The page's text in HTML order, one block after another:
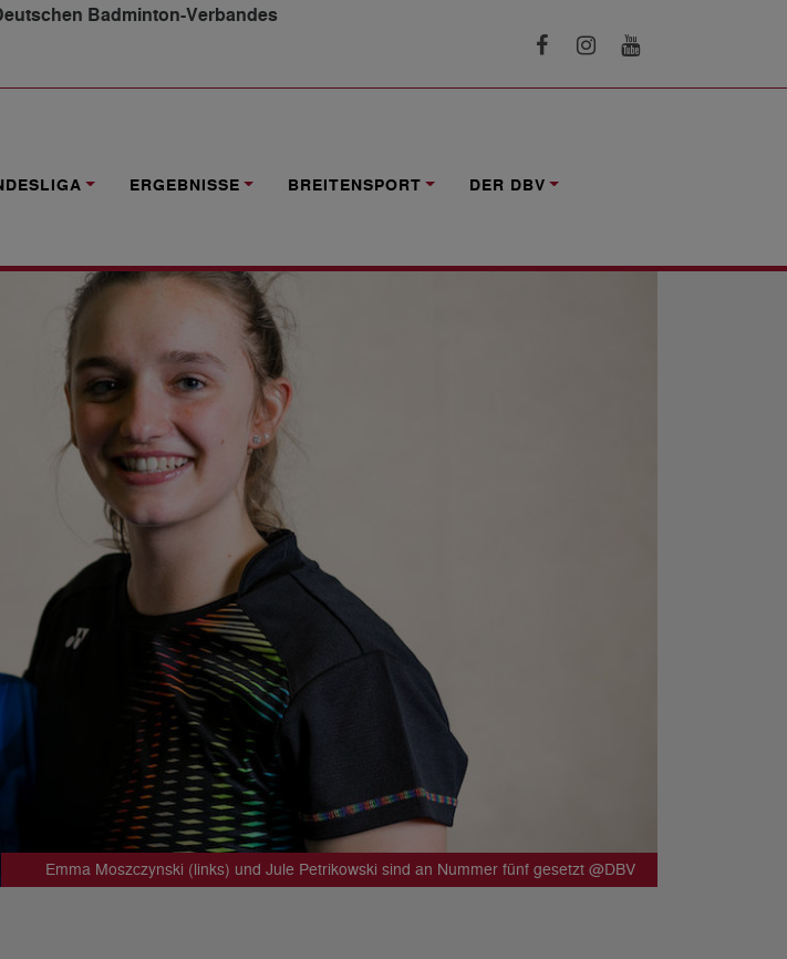
Badminton-Verbandes
ERGEBNISSE BREITENSPORT DER DBV
Emma Moszczynski (links) und Jule Petrikowski sind an Nummer fünf gesetzt @DBV